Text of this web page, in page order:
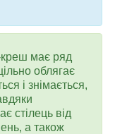
креш має ряд
облягає
і знімається,
стілець від
а також